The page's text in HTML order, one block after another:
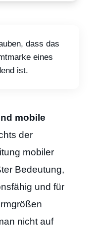
dass das
eines
ist.
mobile
der
mobiler
Bedeutung,
und für
nicht auf